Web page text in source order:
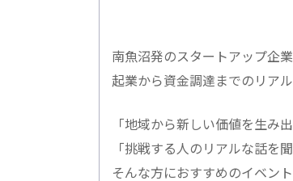
南魚沼発のスタートアップ企
起業から資金調達までのリア
「地域から新しい価値を生み出
「挑戦する人のリアルな話を聞
そんな方におすすめのイベント